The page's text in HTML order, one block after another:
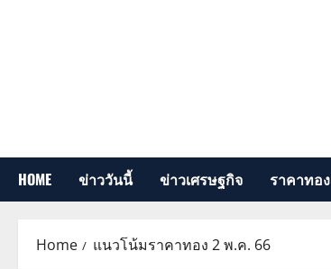
HOME ข่าววันนี้ ข่าวเศรษฐกิจ ราคาทอง
Home แนวโน้มราคาทอง 2 พ.ค. 66